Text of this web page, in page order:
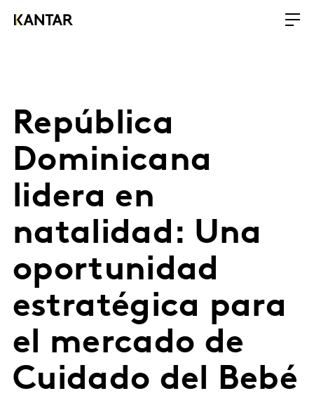
República
Dominicana
lidera en
natalidad: Una
oportunidad
estratégica para
el mercado de
Cuidado del Bebé